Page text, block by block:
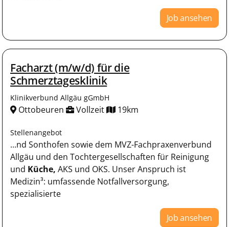
Job ansehen
Facharzt (m/w/d) für die
Schmerztagesklinik
Klinikverbund Allgäu gGmbH
Ottobeuren Vollzeit 19km
Stellenangebot
...nd Sonthofen sowie dem MVZ-Fachpraxenverbund
Allgäu und den Tochtergesellschaften für Reinigung
und Küche, AKS und OKS. Unser Anspruch ist
Medizin³: umfassende Notfallversorgung,
spezialisierte
Job ansehen